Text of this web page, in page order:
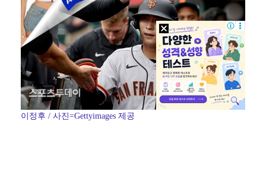
폭로자 "황정민, 본인 말에 책임져야…내가 사생활에 초…
'주장 완장' 김민재, 한국 떠나기 전 뮌헨 동료들에게…
이정후 / 사진=Gettyimages 제공